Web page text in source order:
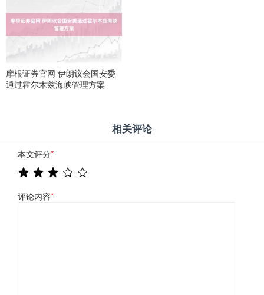
摩根证券官网 伊朗议会国安委
通过霍尔木兹海峡管理方案
相关评论
本文评分*
评论内容*